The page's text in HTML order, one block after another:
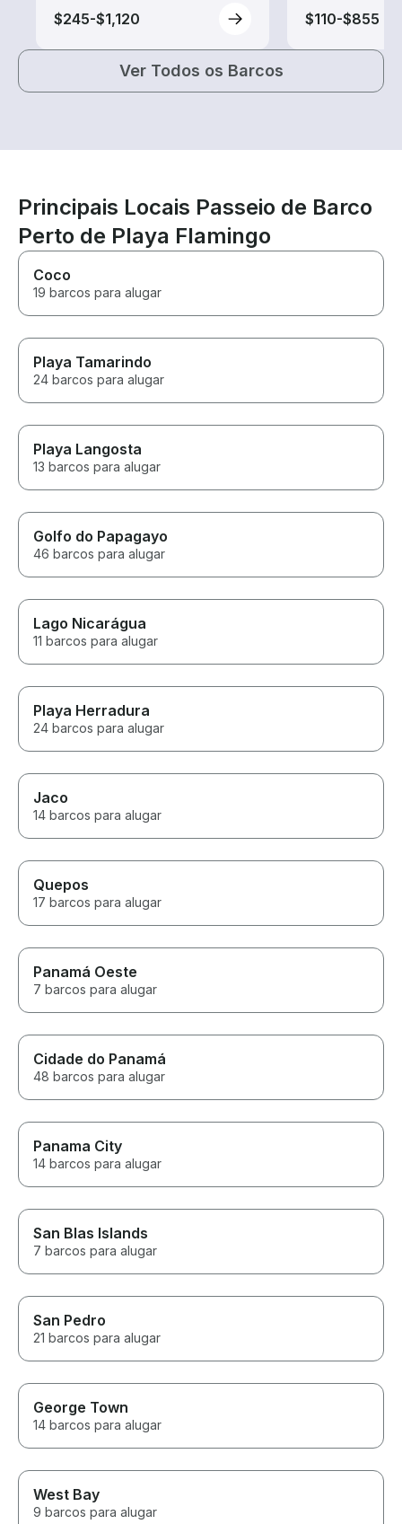
$245-$1,120
$110-$855
Ver Todos os Barcos
Principais Locais Passeio de Barco
Perto de Playa Flamingo
Coco
19 barcos para alugar
Playa Tamarindo
24 barcos para alugar
Playa Langosta
13 barcos para alugar
Golfo do Papagayo
46 barcos para alugar
Lago Nicarágua
11 barcos para alugar
Playa Herradura
24 barcos para alugar
Jaco
14 barcos para alugar
Quepos
17 barcos para alugar
Panamá Oeste
7 barcos para alugar
Cidade do Panamá
48 barcos para alugar
Panama City
14 barcos para alugar
San Blas Islands
7 barcos para alugar
San Pedro
21 barcos para alugar
George Town
14 barcos para alugar
West Bay
9 barcos para alugar